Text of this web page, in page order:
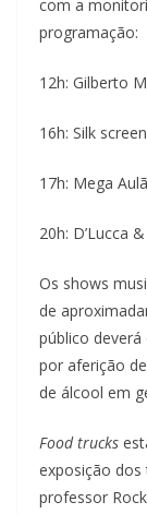
com a
programação:
12h: Gilberto
16h: Silk
17h: Mega
20h: D’Lucca
Os shows
de
público
por aferição
de álcool em
Food trucks
exposição dos
professor